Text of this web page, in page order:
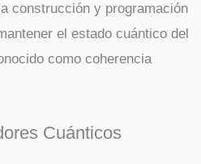
construcción y programación
el estado cuántico del
como coherencia
Cuánticos